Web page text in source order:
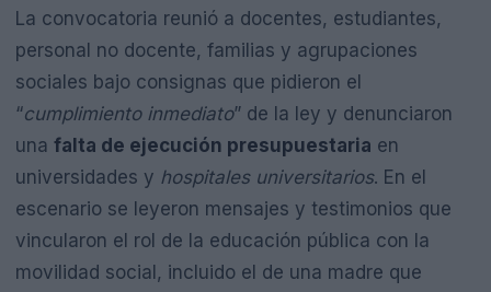
La convocatoria reunió a docentes, estudiantes,
personal no docente, familias y agrupaciones
sociales bajo consignas que pidieron el
“cumplimiento inmediato” de la ley y denunciaron
una falta de ejecución presupuestaria en
universidades y hospitales universitarios. En el
escenario se leyeron mensajes y testimonios que
vincularon el rol de la educación pública con la
movilidad social, incluido el de una madre que